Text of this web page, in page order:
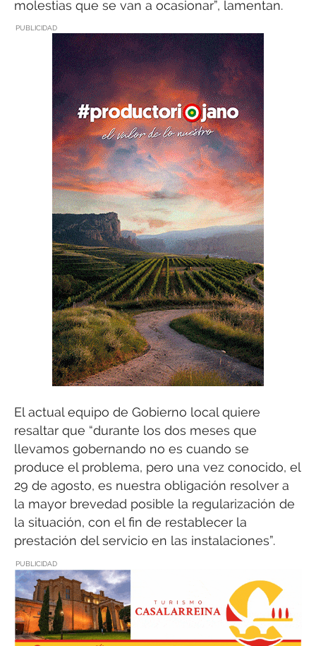
molestias que se van a ocasionar”, lamentan.
PUBLICIDAD
El actual equipo de Gobierno local quiere
resaltar que “durante los dos meses que
llevamos gobernando no es cuando se
produce el problema, pero una vez conocido, el
29 de agosto, es nuestra obligación resolver a
la mayor brevedad posible la regularización de
la situación, con el fin de restablecer la
prestación del servicio en las instalaciones”.
PUBLICIDAD